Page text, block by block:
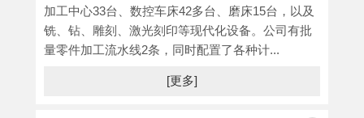
加工中心33台、数控车床42多台、磨床15台，以及
铣、钻、雕刻、激光刻印等现代化设备。公司有批
量零件加工流水线2条，同时配置了各种计...
[更多]